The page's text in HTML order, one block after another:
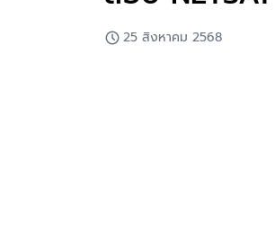
25 สิงหาคม 2568